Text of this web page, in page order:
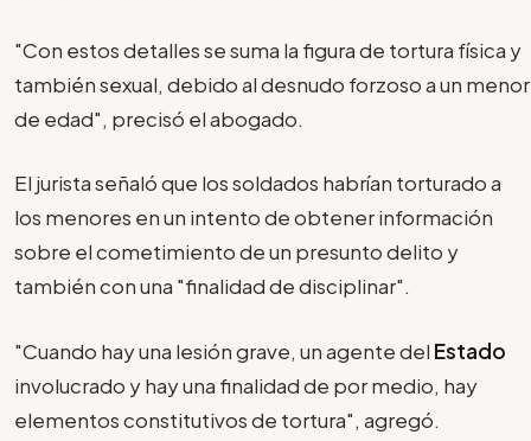
"Con estos detalles se suma la figura de tortura física y
también sexual, debido al desnudo forzoso a un menor
de edad", precisó el abogado.
El jurista señaló que los soldados habrían torturado a
los menores en un intento de obtener información
sobre el cometimiento de un presunto delito y
también con una "finalidad de disciplinar".
"Cuando hay una lesión grave, un agente del Estado
involucrado y hay una finalidad de por medio, hay
elementos constitutivos de tortura", agregó.